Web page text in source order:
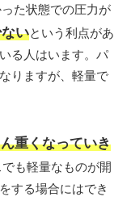
た状態での圧力が
いという利点があ
る人はいます。パ
りますが、軽量で
重くなっていき
も軽量なものが開
する場合にはでき